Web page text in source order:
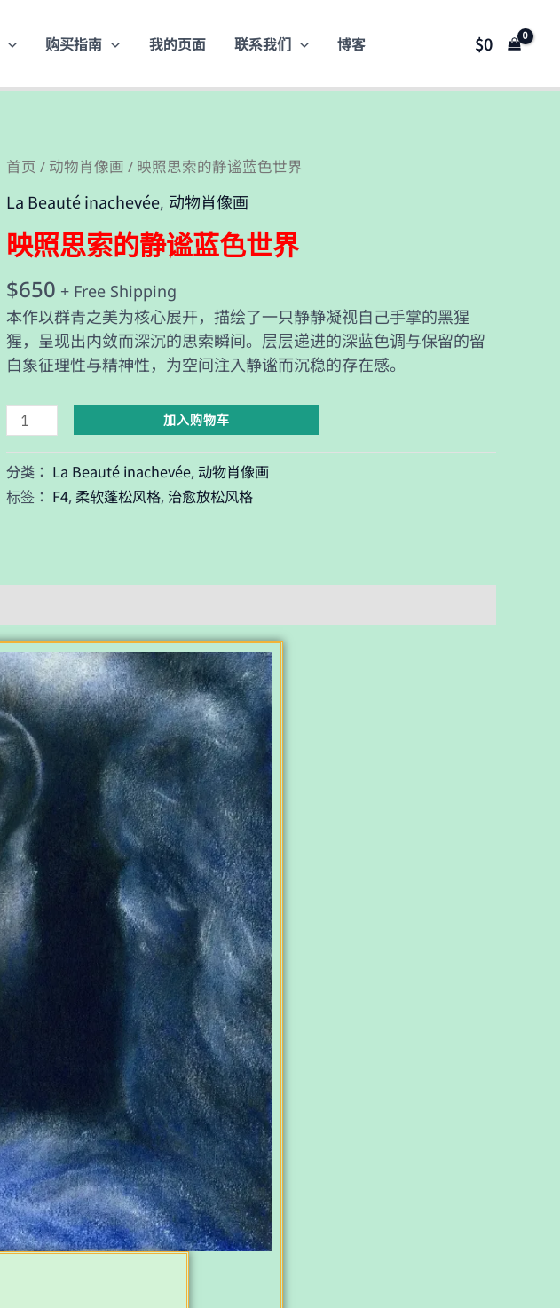
购买指南 我的页面 联系我们 博客 $0
首页 / 动物肖像画 / 映照思索的静谧蓝色世界
La Beauté inachevée, 动物肖像画
映照思索的静谧蓝色世界
$650 + Free Shipping
本作以群青之美为核心展开，描绘了一只静静凝视自己手掌的黑猩
猩，呈现出内敛而深沉的思索瞬间。层层递进的深蓝色调与保留的留
白象征理性与精神性，为空间注入静谧而沉稳的存在感。
映
思
索
的
静
谧
蓝
色
界
量
加入购物车
分类： La Beauté inachevée, 动物肖像画
标签： F4, 柔软蓬松风格, 治愈放松风格